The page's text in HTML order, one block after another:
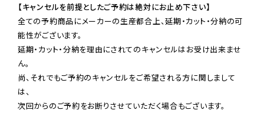
【キャンセルを前提としたご予約は絶対にお止め下さい】
全ての予約商品にメーカーの生産都合上、延期・カット・分納の可
能性がございます。
延期・カット・分納を理由にされてのキャンセルはお受け出来ませ
ん。
尚、それでもご予約のキャンセルをご希望される方に関しまして
は、
次回からのご予約をお断りさせていただく場合もございます。